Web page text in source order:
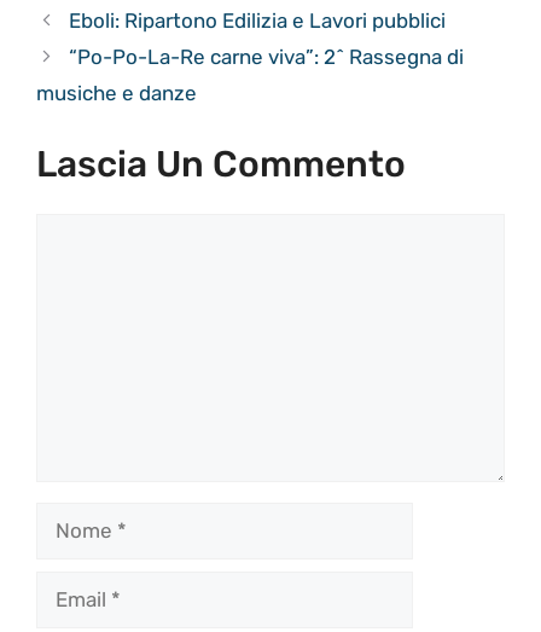
Eboli: Ripartono Edilizia e Lavori pubblici
“Po-Po-La-Re carne viva”: 2^ Rassegna di
musiche e danze
Lascia Un Commento